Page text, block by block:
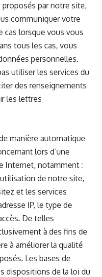
par notre site,
communiquer votre
cas lorsque vous vous
tous les cas, vous
personnelles.
utiliser les services du
des renseignements
les lettres
manière automatique
lors d’une
Internet, notamment :
de notre site,
et les services
IP, le type de
De telles
à des fins de
à améliorer la qualité
Les bases de
dispositions de la loi du